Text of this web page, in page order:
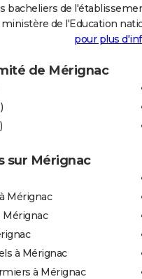
bacheliers de
de l'Education
pour plus
de Mérignac
sur Mérignac
Mérignac
Mérignac
à Mérignac
à Mérignac